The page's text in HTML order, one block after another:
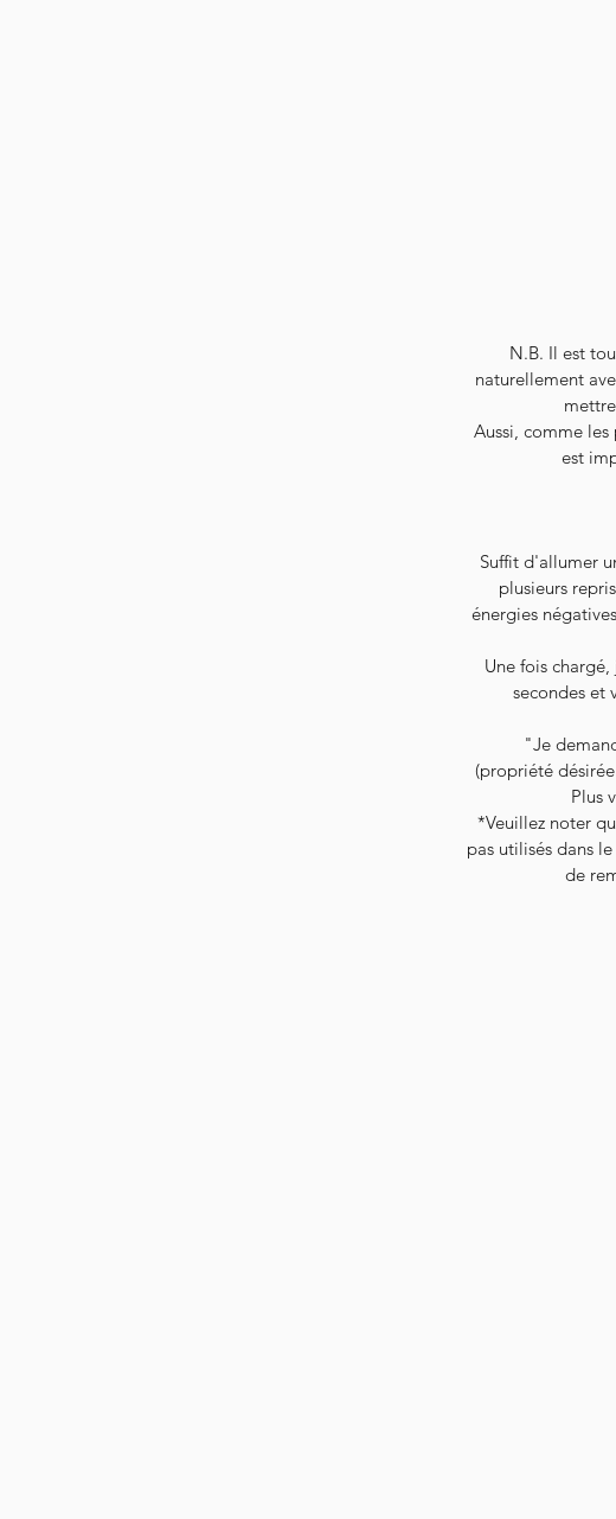
N.B. Il est
naturellement
Aussi, comme
est
Suffit d'allumer
plusieurs
énergies
Une fois
secondes et
"Je
(propriété
Plus
*Veuillez noter
pas utilisés dans
de